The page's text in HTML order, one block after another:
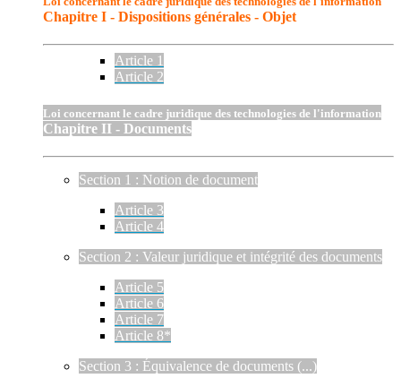
Chapitre I - Dispositions générales - Objet
Article 1
Article 2
Loi concernant le cadre juridique des technologies de l'information
Chapitre II - Documents
Section 1 : Notion de document
Article 3
Article 4
Section 2 : Valeur juridique et intégrité des documents
Article 5
Article 6
Article 7
Article 8*
Section 3 : Équivalence de documents (...)